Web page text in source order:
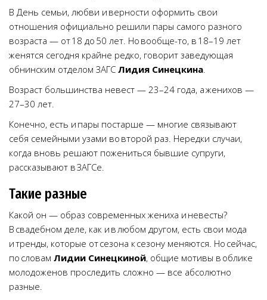
В День семьи, любви и верности оформить свои
отношения официально решили пары самого разного
возраста — от 18 до 50 лет. Но вообще-то, в 18–19 лет
женятся сегодня крайне редко, говорит заведующая
обнинским отделом ЗАГС Лидия Синецкина.
Возраст большинства невест — 23–24 года, а женихов —
27–30 лет.
Конечно, есть и пары постарше — многие связывают
себя семейными узами во второй раз. Нередки случаи,
когда вновь решают пожениться бывшие супруги,
рассказывают в ЗАГСе.
Такие разные
Какой он — образ современных жениха и невесты?
В свадебном деле, как и в любом другом, есть свои мода
и тренды, которые от сезона к сезону меняются. Но сейчас,
по словам Лидии Синецкиной, общие мотивы в облике
молодоженов проследить сложно — все абсолютно
разные.